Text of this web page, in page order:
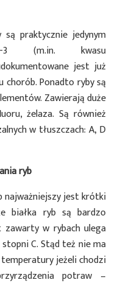
praktycznie jedynym
3 (m.in. kwasu
jest już
chorób. Ponadto ryby są
Zawierają duże
żelaza. Są również
w tłuszczach: A, D
ryb
najważniejszy jest krótki
białka ryb są bardzo
zawarty w rybach ulega
C. Stąd też nie ma
jeżeli chodzi
potraw –